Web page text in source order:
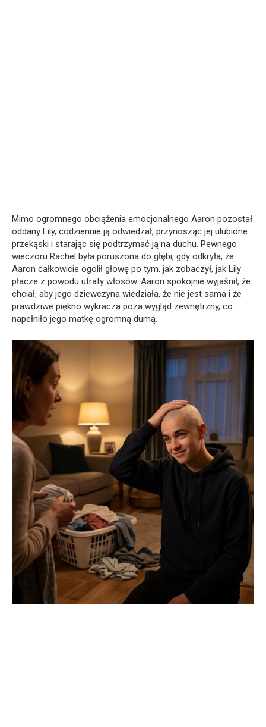
Mimo ogromnego obciążenia emocjonalnego Aaron pozostał
oddany Lily, codziennie ją odwiedzał, przynosząc jej ulubione
przekąski i starając się podtrzymać ją na duchu. Pewnego
wieczoru Rachel była poruszona do głębi, gdy odkryła, że
Aaron całkowicie ogolił głowę po tym, jak zobaczył, jak Lily
płacze z powodu utraty włosów. Aaron spokojnie wyjaśnił, że
chciał, aby jego dziewczyna wiedziała, że nie jest sama i że
prawdziwe piękno wykracza poza wygląd zewnętrzny, co
napełniło jego matkę ogromną dumą.